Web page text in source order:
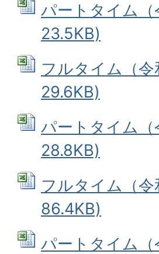
パートタイム
23.5KB)
フルタイム（
29.6KB)
パートタイム
28.8KB)
フルタイム（
86.4KB)
パートタイム